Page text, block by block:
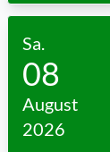
Sa.
08
August
2026